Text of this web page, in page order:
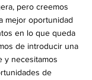
pero creemos
mejor oportunidad
en lo que queda
de introducir una
y necesitamos
de